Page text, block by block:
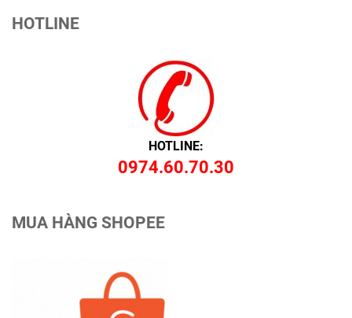
HOTLINE
HOTLINE:
0974.60.70.30
MUA HÀNG SHOPEE